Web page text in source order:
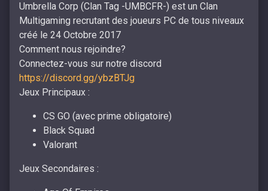
Umbrella Corp (Clan Tag -UMBCFR-) est un Clan
Multigaming recrutant des joueurs PC de tous niveaux
créé le 24 Octobre 2017
Comment nous rejoindre?
Connectez-vous sur notre discord
https://discord.gg/ybzBTJg
Jeux Principaux :
CS GO (avec prime obligatoire)
Black Squad
Valorant
Jeux Secondaires :